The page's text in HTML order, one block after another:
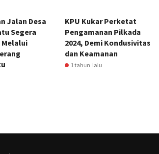
Jalan Desa
Segera
Melalui
KPU Kukar Perketat
Pengamanan Pilkada
2024, Demi Kondusivitas
dan Keamanan
1 tahun lalu